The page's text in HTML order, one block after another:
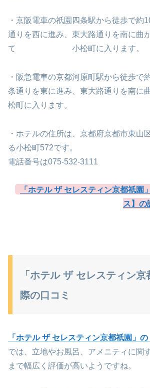
・京阪電車の祇園四条駅から徒歩で約
通りを西に進み、東大路通りを南に曲
て 小松町に入ります。
・阪急電車の京都河原町駅から徒歩で
条通りを東に進み、東大路通り
松町に入ります。
・ホテルの住所は、京都府京都市東山
る小松町572です。
電話番号は075-532-3111
「ホテル ザ セレスティン京都祇園
ス】の
「ホテル ザ セレスティン
際の口コミ
「ホテル ザ セレスティン京都祇園」の
では、立地やお風呂、アメニティに関
まで幅広く評価が高いようですね。